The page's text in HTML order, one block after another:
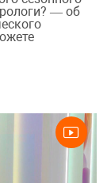
— об